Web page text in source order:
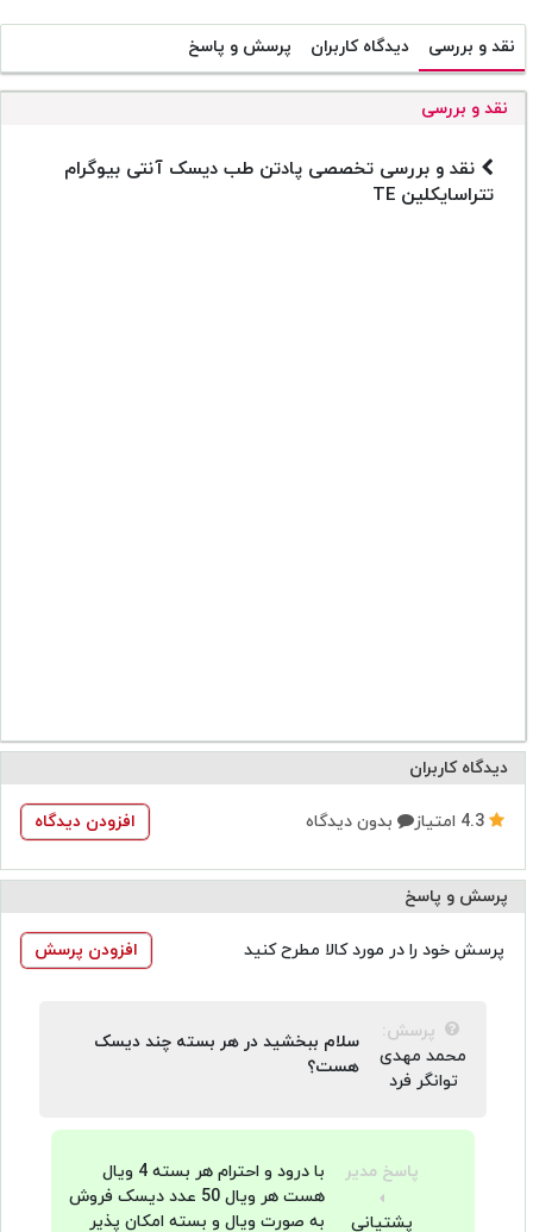
نقد و بررسی دیدگاه کاربران پرسش و پاسخ
نقد و بررسی
نقد و بررسی تخصصی پادتن طب دیسک آنتی بیوگرام
تتراسایکلین TE
دیدگاه کاربران
4.3 امتیاز بدون دیدگاه افزودن دیدگاه
پرسش و پاسخ
پرسش خود را در مورد کالا مطرح کنید افزودن پرسش
پرسش:
محمد مهدی
توانگر فرد
سلام ببخشید در هر بسته چند دیسک
هست؟
پاسخ مدیر
پشتیانی
با درود و احترام هر بسته 4 ویال
هست هر ویال 50 عدد دیسک فروش
به صورت ویال و بسته امکان پذیر